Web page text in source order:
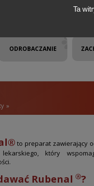
ODROBACZANIE
to preparat zawierający
lekarskiego, który
Rubenal ®?
Ta